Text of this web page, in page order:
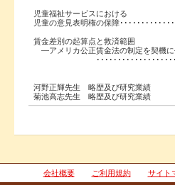
児童福祉サービスにおける
児童の意見表明権の保障････････････
賃金差別の起算点と救済範囲
―アメリカ公正賃金法の制定を契機
････････････････････
河野正輝先生 略歴及び研究業績
菊池高志先生 略歴及び研究業績
会社概要 ご利用規約 サイト